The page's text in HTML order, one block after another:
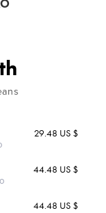
29.48 US $
44.48 US $
44.48 US $